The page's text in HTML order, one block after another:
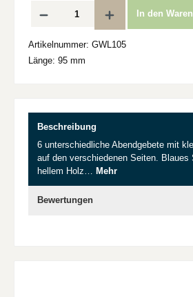
Produkt Anzahl: Gib den gewünschten Wert
In den
Artikelnummer: GWL105
Länge: 95 mm
Beschreibung
6 unterschiedliche Abendgebete mit
auf den verschiedenen Seiten. Blaues
hellem Holz… Mehr
Bewertungen